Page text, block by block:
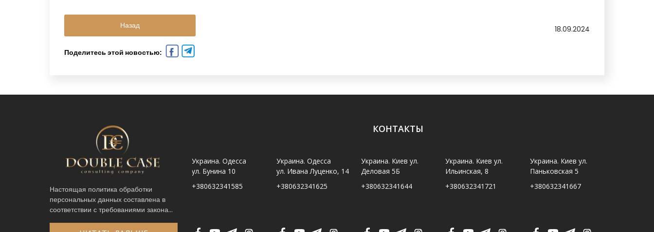
Назад 18.09.2024
Поделитесь этой новостью:
Настоящая политика обработки
персональных данных составлена в
соответствии с требованиями закона...
КОНТАКТЫ
Украина. Львов ул.
+380632341740
Украина. Львов,
просп. Чорновола 67Г
+380632341780
Украина. Одесса
ул. Бунина 10
+380632341585
Украина. Одесса
ул. Ивана Луценко, 14
+380632341625
Украина. Киев ул.
Деловая 5Б
+380632341644
Украина. Киев ул.
Ильинская, 8
+380632341721
Украина. Киев ул.
Паньковская 5
+380632341667
Телефон*
Выберите город*